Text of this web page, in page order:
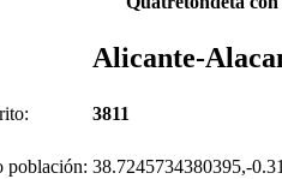
Alicante-
3811
población: 38.7245734380395,-